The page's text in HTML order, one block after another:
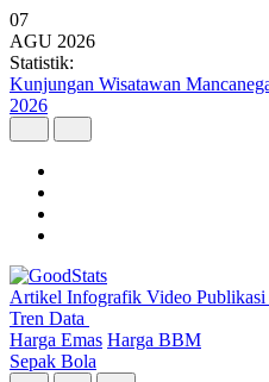
07
AGU 2026
Statistik:
Kunjungan Wisatawan
2026
Artikel Infografik Video Publikasi
Tren Data
Harga Emas Harga BBM
Sepak Bola